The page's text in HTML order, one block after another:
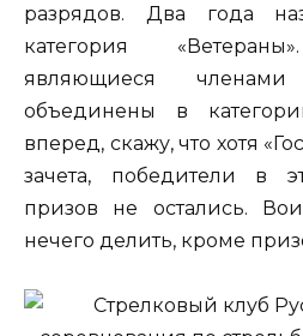
разрядов. Два года
категория
являющиеся
объединены в
вперед, скажу, что хотя
зачета, победители в
призов не остались.
нечего делить, кроме